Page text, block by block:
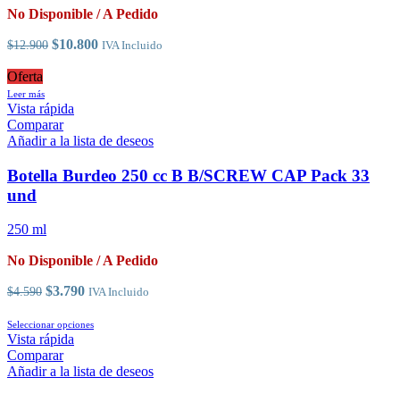
elegir
la
No Disponible / A Pedido
$12.900 El
$12.900.
$10.800El
IVA Incluido
Oferta
Leer más
Vista rápida
Comparar
Añadir a la lista de deseos
Botella Burdeo 250 cc B B/SCREW CAP Pack 33
und
250 ml
No Disponible / A Pedido
$4.590 El
original
era:
$4.590.
$3.790El
actual
IVA Incluido
Seleccionar opcionesEste
múltiples
Vista rápida
Comparar
Añadir a la lista de deseos